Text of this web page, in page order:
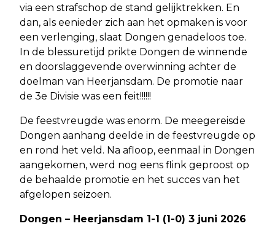
via een strafschop de stand gelijktrekken. En
dan, als eenieder zich aan het opmaken is voor
een verlenging, slaat Dongen genadeloos toe.
In de blessuretijd prikte Dongen de winnende
en doorslaggevende overwinning achter de
doelman van Heerjansdam. De promotie naar
de 3e Divisie was een feit!!!!!!
De feestvreugde was enorm. De meegereisde
Dongen aanhang deelde in de feestvreugde op
en rond het veld. Na afloop, eenmaal in Dongen
aangekomen, werd nog eens flink geproost op
de behaalde promotie en het succes van het
afgelopen seizoen.
Dongen – Heerjansdam 1-1 (1-0) 3 juni 2026